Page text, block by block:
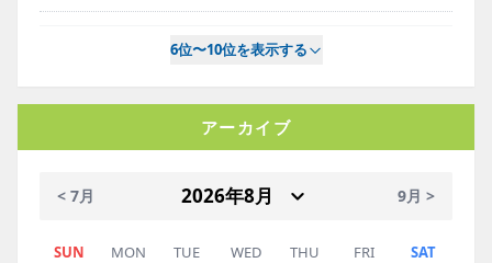
6位〜10位を表示する
アーカイブ
< 7月 9月 >
SUN MON TUE WED THU FRI
SAT